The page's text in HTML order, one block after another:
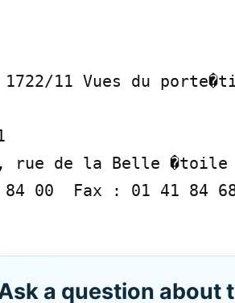
11 Vues du
rue de la Belle �toile
84 00  Fax : 01 41 84
a question about